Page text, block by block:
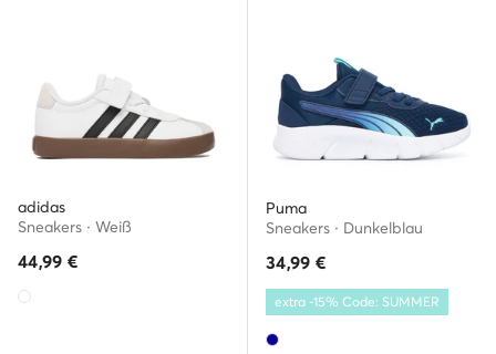
adidas
Sneakers · Weiß
44,99 €
Puma
Sneakers · Dunkelblau
34,99 €
extra -15% Code: SUMMER